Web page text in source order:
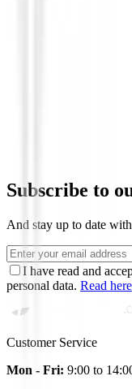
Subscribe to
And stay up to date
I have read and
personal data. Read here
Customer Service
Mon - Fri: 9:00 to